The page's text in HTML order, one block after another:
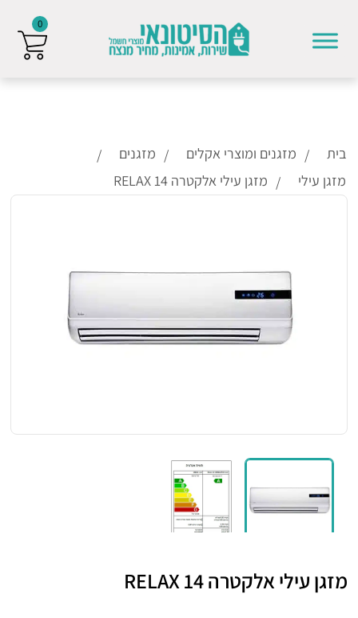
בית מזגנים ומוצרי אקלים
מזגנים
מזגן עילי
מזגן עילי אלקטרה RELAX 14
מזגן עילי אלקטרה RELAX 14
0